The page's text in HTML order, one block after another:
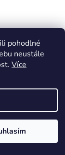
pohodlné
neustále
Více